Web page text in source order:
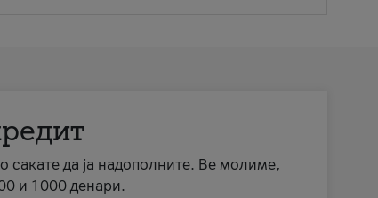
сакате да ја надополните. Ве молиме,
и 1000 денари.